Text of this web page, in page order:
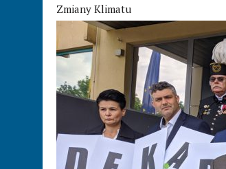
Zmiany Klimatu